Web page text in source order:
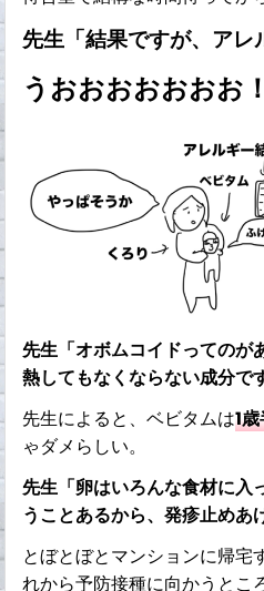
先生「結果ですが、アレ
うおおおおおおお
先生「オボムコイドってのが
熱してもなくならない成分で
先生によると、ベビタムは1
ゃダメらしい。
先生「卵はいろんな食材に入
うことあるから、発疹止めあ
とぼとぼとマンションに帰宅
れから予防接種に向かうとこ